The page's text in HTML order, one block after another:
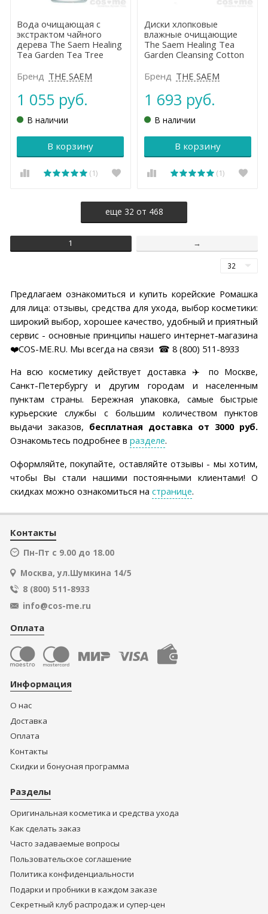
Вода очищающая с
экстрактом чайного
дерева The Saem Healing
Tea Garden Tea Tree
Бренд THE SAEM
1 055 руб.
В наличии
В корзину
(1)
Диски хлопковые
влажные очищающие
The Saem Healing Tea
Garden Cleansing Cotton
Бренд THE SAEM
1 693 руб.
В наличии
В корзину
(1)
еще 32 от 468
1 →
Предлагаем ознакомиться и купить корейские Ромашка
для лица: отзывы, средства для ухода, выбор косметики:
широкий выбор, хорошее качество, удобный и приятный
сервис - основные принципы нашего интернет-магазина
❤️COS-ME.RU. Мы всегда на связи ☎ 8 (800) 511-8933
На всю косметику действует доставка ✈️ по Москве,
Санкт-Петербургу и другим городам и населенным
пунктам страны. Бережная упаковка, самые быстрые
курьерские службы с большим количеством пунктов
выдачи заказов, бесплатная доставка от 3000 руб.
Ознакомьтесь подробнее в разделе.
Оформляйте, покупайте, оставляйте отзывы - мы хотим,
чтобы Вы стали нашими постоянными клиентами! О
скидках можно ознакомиться на странице.
Контакты
Пн-Пт с 9.00 до 18.00
Москва, ул.Шумкина 14/5
8 (800) 511-8933
info@cos-me.ru
Оплата
Информация
О нас
Доставка
Оплата
Контакты
Скидки и бонусная программа
Разделы
Оригинальная косметика и средства ухода
Как сделать заказ
Часто задаваемые вопросы
Пользовательское соглашение
Политика конфиденциальности
Подарки и пробники в каждом заказе
Секретный клуб распродаж и супер-цен